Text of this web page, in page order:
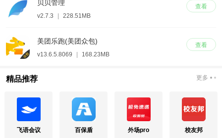
查看
贝贝管理
v2.7.3 228.51MB
查看
美团乐跑(美团众包)
v13.6.5.8069 168.23MB
精品推荐 更多
飞语会议 百保盾 外场pro 校友邦